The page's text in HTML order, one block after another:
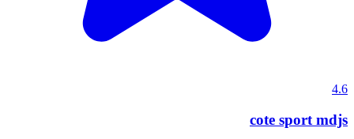
4.6
cote sport mdjs